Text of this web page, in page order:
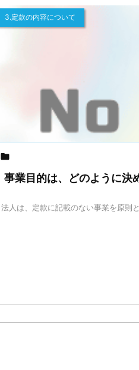

3.定款の内容について
事業目的は、どのように決
法人は、定款に記載のない事業を原則